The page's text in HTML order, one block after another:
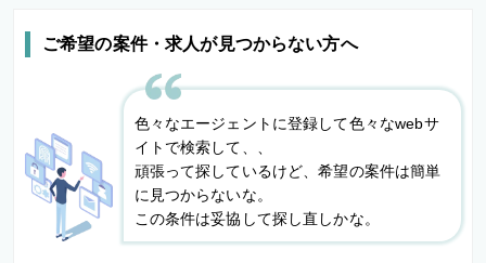
ご希望の案件・求人が見つからない方へ
色々なエージェントに登録して色々なwebサ
イトで検索して、、
頑張って探しているけど、希望の案件は簡単
に見つからないな。
この条件は妥協して探し直しかな。